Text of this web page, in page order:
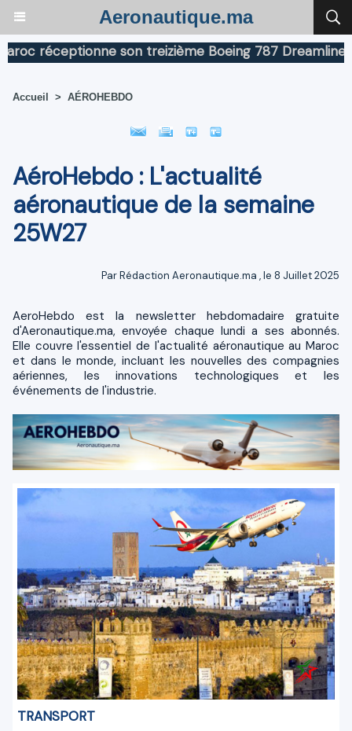
Aeronautique.ma
son treizième Boeing 787 Dreamliner
Accueil > AÉROHEBDO
AéroHebdo : L'actualité
aéronautique de la semaine
25W27
ParRédaction Aeronautique.ma , le 8 Juillet 2025
AeroHebdo est la newsletter hebdomadaire gratuite
d'Aeronautique.ma, envoyée chaque lundi a ses abonnés.
Elle couvre l'essentiel de l'actualité aéronautique au Maroc
et dans le monde, incluant les nouvelles des compagnies
aériennes, les innovations technologiques et les
événements de l'industrie.
TRANSPORT